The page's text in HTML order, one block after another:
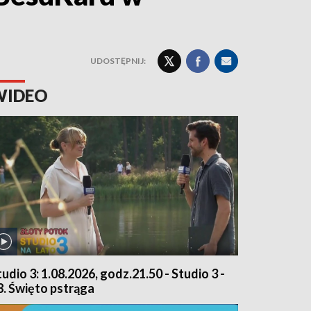
UDOSTĘPNIJ:
3: 1.08.2026, godz.21.50 - Studio 3 -
Święto pstrąga